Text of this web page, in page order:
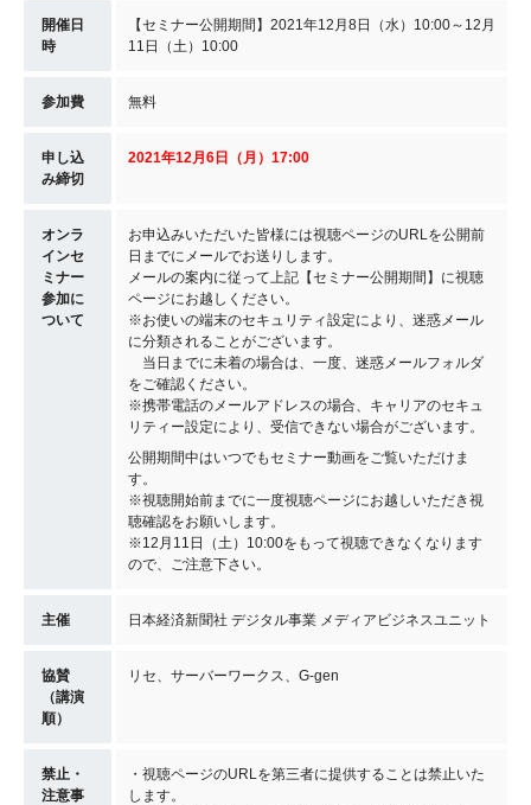
開催日
時
【セミナー公開期間】2021年12月8日（水）10:00～12月
11日（土）10:00
参加費 無料
申し込
み締切
2021年12月6日（月 ）17:00
オンラ
インセ
ミナー
参加に
ついて
お申込みいただいた皆様には視聴ページのURLを公開前
日までにメールでお送りします。
メールの案内に従って上記【セミナー公開期間】に視聴
ページにお越しください。
※お使いの端末のセキュリティ設定により、迷惑メール
に分類されることがございます。
当日までに未着の場合は、一度、迷惑メールフォルダ
をご確認ください。
※携帯電話のメールアドレスの場合、キャリアのセキュ
リティー設定により、受信できない場合がございます。
公開期間中はいつでもセミナー動画をご覧いただけま
す。
※視聴開始前までに一度視聴ページにお越しいただき視
聴確認をお願いします。
※12月11日（土）10:00をもって視聴できなくなります
ので、ご注意下さい。
主催 日本経済新聞社 デジタル事業 メディアビジネスユニット
協賛
（講演
順）
リセ、サーバーワークス、G-gen
禁止・
注意事
・視聴ページのURLを第三者に提供することは禁止いた
します。